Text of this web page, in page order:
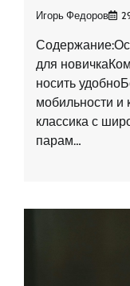
Игорь Федоров
для
носить
мобильности и
классика с
парам…